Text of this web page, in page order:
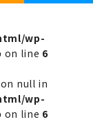
wp-
on line 6
null in
wp-
on line 6